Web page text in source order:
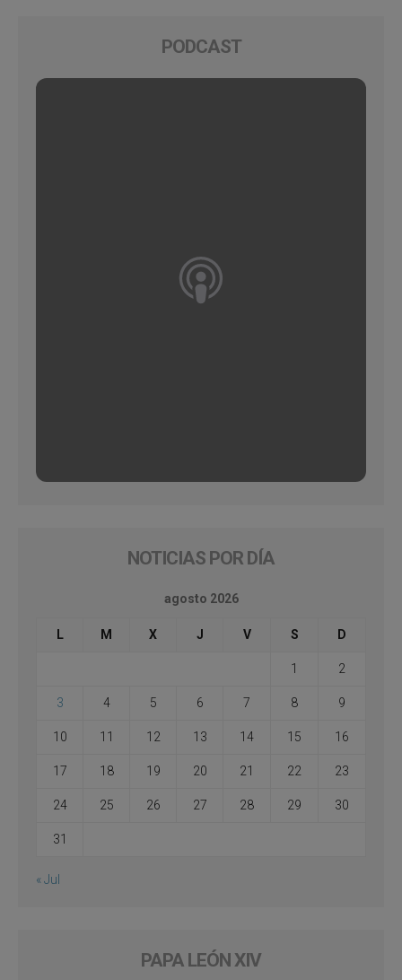
PODCAST
NOTICIAS POR DÍA
agosto 2026
L M X J V S D
1 2
3 4 5 6 7 8 9
10 11 12 13 14 15 16
17 18 19 20 21 22 23
24 25 26 27 28 29 30
31
« Jul
PAPA LEÓN XIV